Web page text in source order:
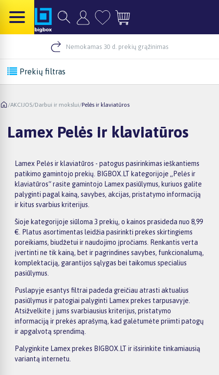
Nemokamas 30 d. prekių grąžinimas
Prekių filtras
/AKCIJOS/Darbui ir mokslui/Pelės ir klaviatūros
Lamex Pelės ir klaviatūros
Lamex Pelės ir klaviatūros - patogus pasirinkimas ieškantiems
patikimo gamintojo prekių. BIGBOX.LT kategorijoje „Pelės ir
klaviatūros“ rasite gamintojo Lamex pasiūlymus, kuriuos galite
palyginti pagal kainą, savybes, akcijas, pristatymo informaciją
ir kitus svarbius kriterijus.
Šioje kategorijoje siūloma 3 prekių, o kainos prasideda nuo 8,99
€. Platus asortimentas leidžia pasirinkti prekes skirtingiems
poreikiams, biudžetui ir naudojimo įpročiams. Renkantis verta
įvertinti ne tik kainą, bet ir pagrindines savybes, funkcionalumą,
komplektaciją, garantijos sąlygas bei taikomus specialius
pasiūlymus.
Puslapyje esantys filtrai padeda greičiau atrasti aktualius
pasiūlymus ir patogiai palyginti Lamex prekes tarpusavyje.
Atsižvelkite į jums svarbiausius kriterijus, pristatymo
informaciją ir prekės aprašymą, kad galėtumėte priimti patogų
ir apgalvotą sprendimą.
Palyginkite Lamex prekes BIGBOX.LT ir išsirinkite tinkamiausią
variantą internetu.